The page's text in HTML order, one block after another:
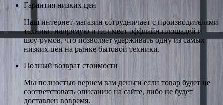
Гарантия низких цен
Наш интернет-магазин сотрудничает с производителями
техники напрямую и не имеет оффлайн площадей и
шоу-румов, что позволяет удерживать одну из самых
низких цен на рынке бытовой техники.
Полный возврат стоимости
Мы полностью вернем вам деньги если товар будет не
соответстовать описанию на сайте, либо не будет
доставлен вовремя.